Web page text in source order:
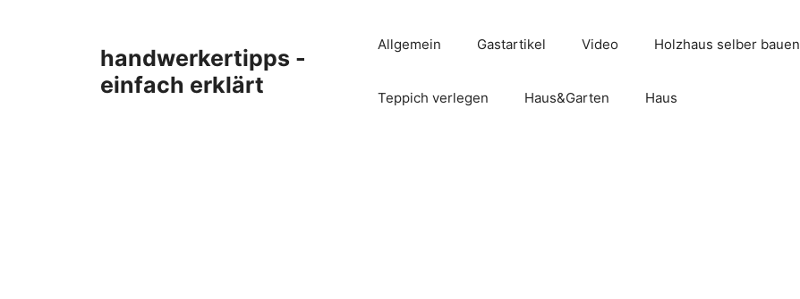
handwerkertipps -
einfach erklärt
Allgemein Gastartikel Video Holzhaus selber bauen
Teppich verlegen Haus&Garten Haus